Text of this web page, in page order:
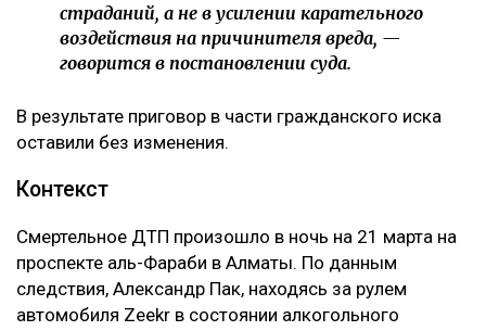
страданий, а не в усилении карательного
воздействия на причинителя вреда, —
говорится в постановлении суда.
В результате приговор в части гражданского иска
оставили без изменения.
Контекст
Смертельное ДТП произошло в ночь на 21 марта на
проспекте аль-Фараби в Алматы. По данным
следствия, Александр Пак, находясь за рулем
автомобиля Zeekr в состоянии алкогольного